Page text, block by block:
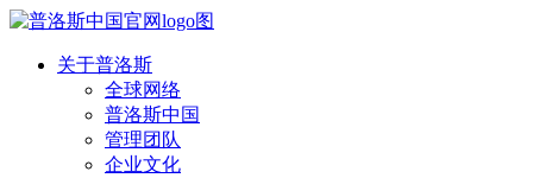
关于普洛斯
全球网络
普洛斯中国
管理团队
企业文化